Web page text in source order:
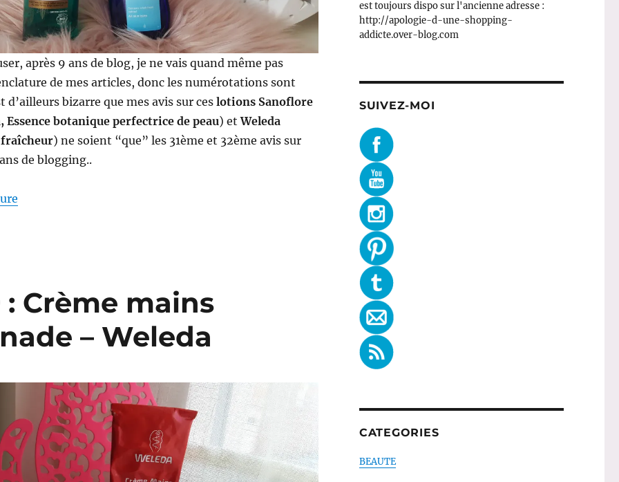
après 9 ans de blog, je ne vais quand même pas
de mes articles, donc les numérotations sont
d’ailleurs bizarre que mes avis sur ceslotions Sanoflore
Essence botanique perfectrice de peau) etWeleda
) ne soient “que” les 31ème et 32ème avis sur
de blogging..
de « Lotions # 31 et 32 : Battle entre Sanoflore et Weleda »
Crème mains
– Weleda
est toujours dispo sur l'ancienne adresse :
http://apologie-d-une-shopping-
addicte.over-blog.com
SUIVEZ-MOI
CATEGORIES
BEAUTE